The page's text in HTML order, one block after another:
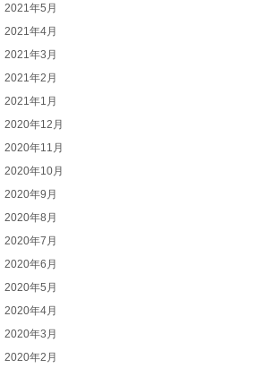
2021年5月
2021年4月
2021年3月
2021年2月
2021年1月
2020年12月
2020年11月
2020年10月
2020年9月
2020年8月
2020年7月
2020年6月
2020年5月
2020年4月
2020年3月
2020年2月